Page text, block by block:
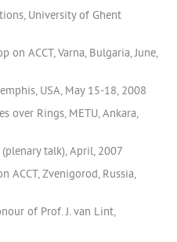
University of Ghent
ACCT, Varna, Bulgaria, June,
USA, May 15-18, 2008
over Rings, METU, Ankara,
talk), April, 2007
ACCT, Zvenigorod, Russia,
of Prof. J. van Lint,